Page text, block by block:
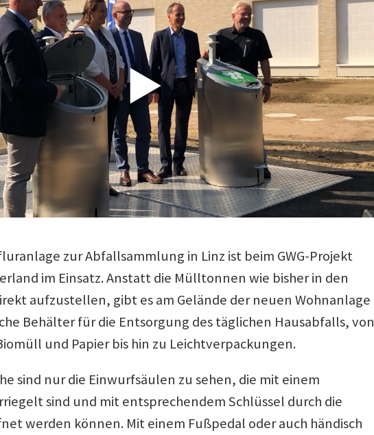
zur Abfallsammlung in Linz ist beim GWG-Projekt
im Einsatz. Anstatt die Mülltonnen wie bisher in den
aufzustellen, gibt es am Gelände der neuen Wohnanlage
Behälter für die Entsorgung des täglichen Hausabfalls, von
und Papier bis hin zu Leichtverpackungen.
sind nur die Einwurfsäulen zu sehen, die mit einem
sind und mit entsprechendem Schlüssel durch die
werden können. Mit einem Fußpedal oder auch händisch